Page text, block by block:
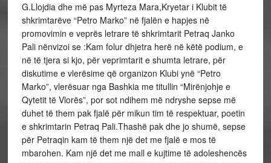
G.Llojdia dhe më pas Myrteza Mara,Kryetar i Klubit të
shkrimtarëve “Petro Marko” në fjalën e hapjes në
promovimin e veprës letrare të shkrimtarit Petraq Janko
Pali nënvizoi se :Kam folur dhjetra herë në këtë podium, e
në të tjera si kjo, për veprimtarit e shumta letrare, për
diskutime e vlerësime që organizon Klubi ynë “Petro
Marko”, vlerësuar nga Bashkia me titullin “Mirënjohje e
Qytetit të Vlorës”, por sot ndihem më ndryshe sepse më
duhet të them pak fjalë për mikun tim të respektuar, poetin
e shkrimtarin Petraq Pali.Thashë pak dhe jo shumë, sepse
për Petraqin kam të them një det me fjalë e mos të
mbarohen. Kam një det me mall e kujtime të adoleshencës